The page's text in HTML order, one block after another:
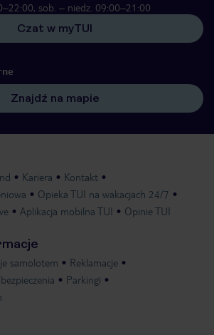
sob. – niedz. 09:00–21:00
Czat w myTUI
Znajdź na mapie
Kariera
Kontakt
Opieka TUI na wakacjach 24/7
Aplikacja mobilna TUI Opinie TUI
samolotem
Reklamacje
Parkingi